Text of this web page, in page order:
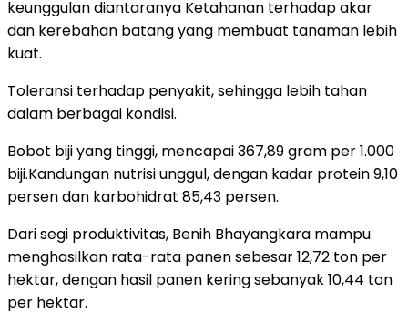
keunggulan diantaranya Ketahanan terhadap akar
dan kerebahan batang yang membuat tanaman lebih
kuat.
Toleransi terhadap penyakit, sehingga lebih tahan
dalam berbagai kondisi.
Bobot biji yang tinggi, mencapai 367,89 gram per 1.000
biji.Kandungan nutrisi unggul, dengan kadar protein 9,10
persen dan karbohidrat 85,43 persen.
Dari segi produktivitas, Benih Bhayangkara mampu
menghasilkan rata-rata panen sebesar 12,72 ton per
hektar, dengan hasil panen kering sebanyak 10,44 ton
per hektar.